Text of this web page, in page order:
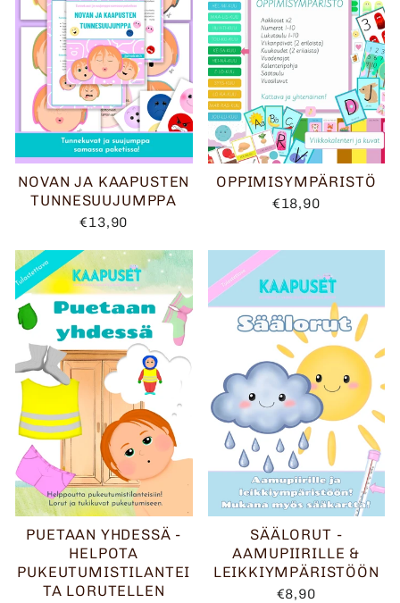
NOVAN JA KAAPUSTEN
TUNNESUUJUMPPA
€13,90
OPPIMISYMPÄRISTÖ
€18,90
PUETAAN YHDESSÄ -
HELPOTA
PUKEUTUMISTILANTEI
TA LORUTELLEN
SÄÄLORUT -
AAMUPIIRILLE &
LEIKKIYMPÄRISTÖÖN
€8,90